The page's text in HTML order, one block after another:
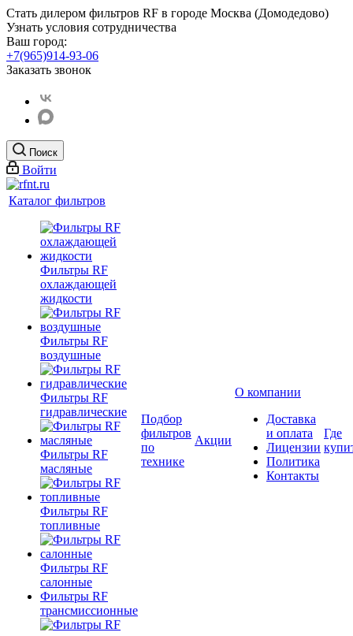
Стать дилером фильтров RF в городе Москва (Домодедово)
Узнать условия сотрудничества
Ваш город:
+7(965)914-93-06
Заказать звонок
Поиск
Войти
Каталог фильтров
Фильтры RF
охлаждающей
жидкости
Фильтры RF
воздушные
Фильтры RF
гидравлические
Фильтры RF
масляные
Фильтры RF
топливные
Фильтры RF
салонные
Фильтры RF
трансмиссионные
Подбор
фильтров
по
технике
Акции
О компании
Доставка
и оплата
Лицензии
Политика
Контакты
Где